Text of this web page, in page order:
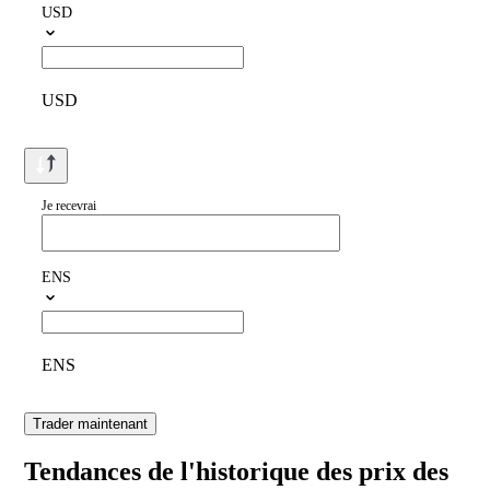
USD
USD
Je recevrai
ENS
ENS
Trader maintenant
Tendances de l'historique des prix des